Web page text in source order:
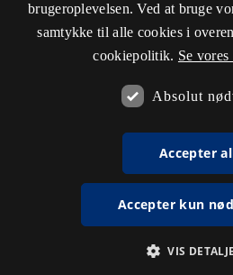
brugeroplevelsen. Ved at bruge
samtykke til alle cookies i
cookiepolitik. Se
Absolut
Accepter
Accepter kun
VIS